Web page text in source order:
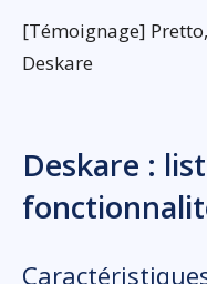
[Témoignage]
Deskare
Deskare :